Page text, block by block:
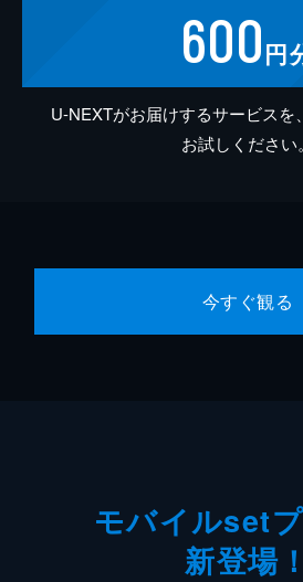
600円
U-NEXTがお届けするサービスを
お試しください。
今すぐ観る
モバイルset
新登場！